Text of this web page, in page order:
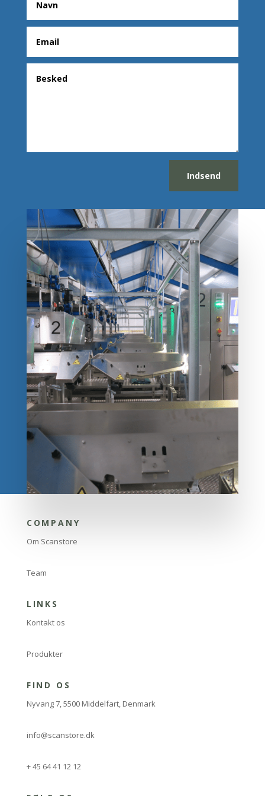
Indsend
COMPANY
Om Scanstore
Team
LINKS
Kontakt os
Produkter
FIND OS
Nyvang 7, 5500 Middelfart, Denmark
info@scanstore.dk
+ 45 64 41 12 12